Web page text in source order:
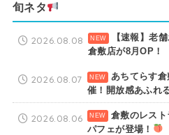
旬ネタ
【速報】老
倉敷店が8月OP！
2026.08.08
あちてらす
催！開放感あふれ
2026.08.07
倉敷のレス
パフェが登場！
2026.08.06